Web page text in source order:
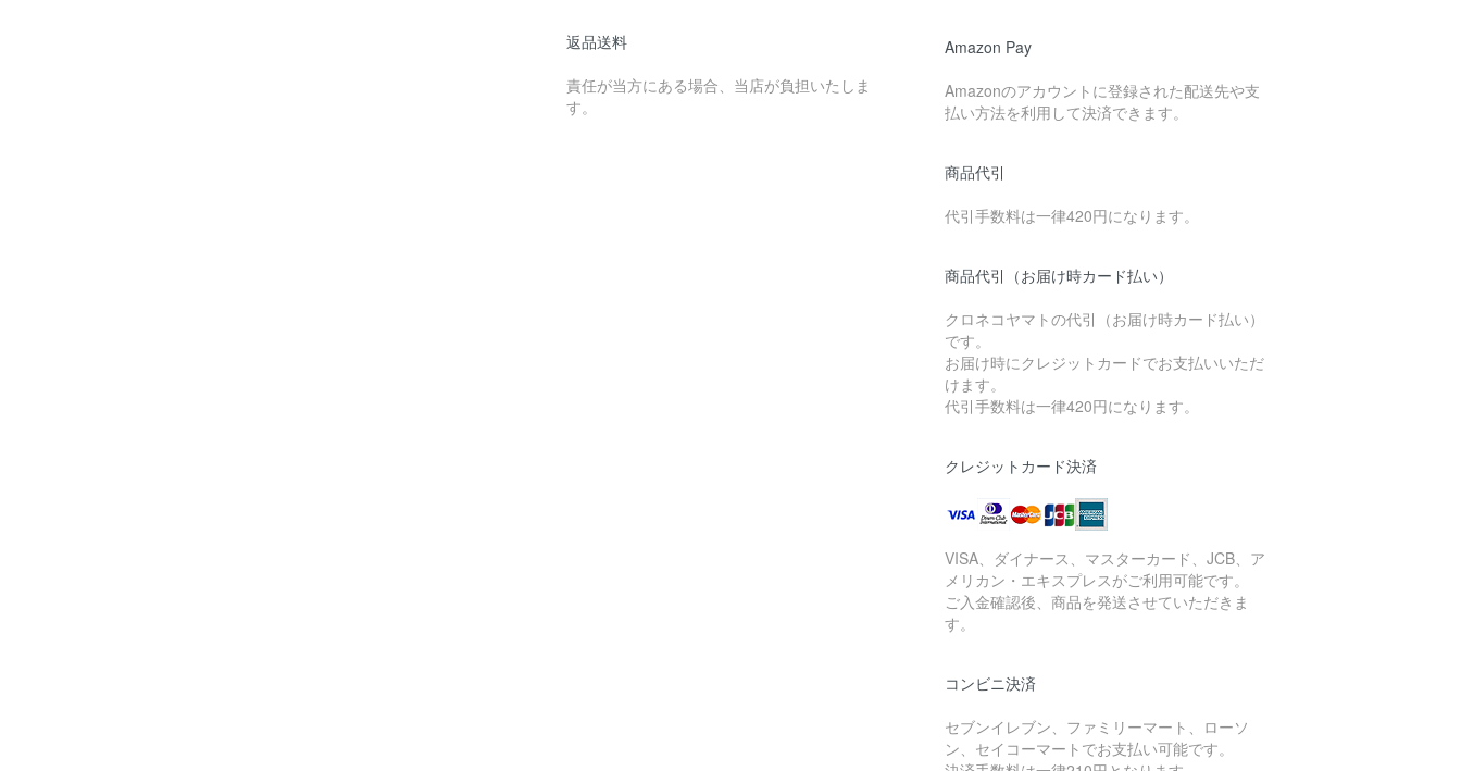
返品送料
責任が当方にある場合、当店が負担いたしま
す。
Amazon Pay
Amazonのアカウントに登録された配送先や支
払い方法を利用して決済できます。
商品代引
代引手数料は一律420円になります。
商品代引（お届け時カード払い）
クロネコヤマトの代引（お届け時カード払い）
です。
お届け時にクレジットカードでお支払いいただ
けます。
代引手数料は一律420円になります。
クレジットカード決済
VISA、ダイナース、マスターカード、JCB、ア
メリカン・エキスプレスがご利用可能です。
ご入金確認後、商品を発送させていただきま
す。
コンビニ決済
セブンイレブン、ファミリーマート、ローソ
ン、セイコーマートでお支払い可能です。